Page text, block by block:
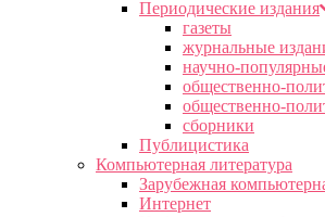
Периодические издания
газеты
журнальные
научно-
общественно-
общественно-
сборники
Публицистика
Компьютерная литература
Зарубежная
Интернет